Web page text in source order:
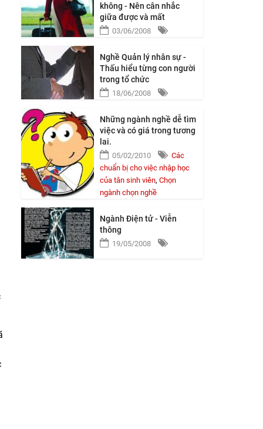
không - Nên cân nhắc
giữa được và mất
03/06/2008
Nghề Quản lý nhân sự -
Thấu hiểu từng con người
trong tổ chức
18/06/2008
Những ngành nghề dễ tìm
việc và có giá trong tương
lai.
05/02/2010
Các
chuẩn bị cho việc nhập học
của tân sinh viên, Chọn
ngành chọn nghề
Ngành Điện tử - Viễn
thông
19/05/2008